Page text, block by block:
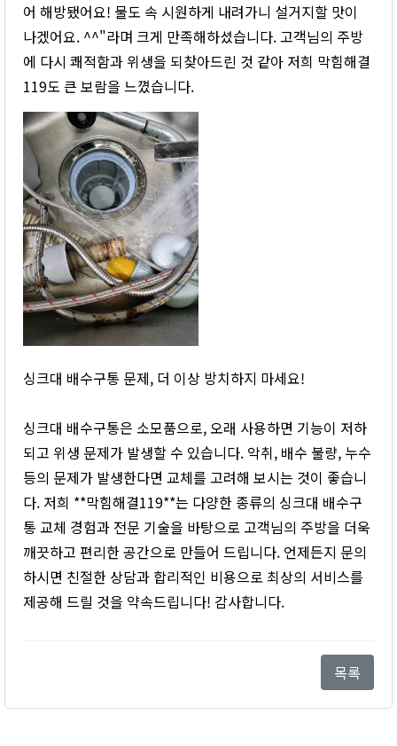
어 해방됐어요! 물도 속 시원하게 내려가니 설거지할 맛이
나겠어요. ^^"라며 크게 만족해하셨습니다. 고객님의 주방
에 다시 쾌적함과 위생을 되찾아드린 것 같아 저희 막힘해결
119도 큰 보람을 느꼈습니다.
싱크대 배수구통 문제, 더 이상 방치하지 마세요!
싱크대 배수구통은 소모품으로, 오래 사용하면 기능이 저하
되고 위생 문제가 발생할 수 있습니다. 악취, 배수 불량, 누수
등의 문제가 발생한다면 교체를 고려해 보시는 것이 좋습니
다. 저희 **막힘해결119**는 다양한 종류의 싱크대 배수구
통 교체 경험과 전문 기술을 바탕으로 고객님의 주방을 더욱
깨끗하고 편리한 공간으로 만들어 드립니다. 언제든지 문의
하시면 친절한 상담과 합리적인 비용으로 최상의 서비스를
제공해 드릴 것을 약속드립니다! 감사합니다.
목록